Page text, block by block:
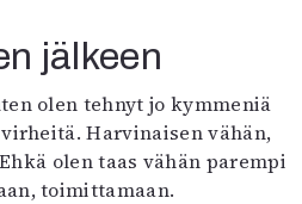
Sarjakuva
Oulu2026
jälkeen
olen tehnyt jo kymmeniä
Harvinaisen vähän,
olen taas vähän parempi
toimittamaan.